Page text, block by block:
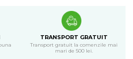
TRANSPORT GRATUIT
Transport gratuit la comenzile mai
mari de 500 lei.